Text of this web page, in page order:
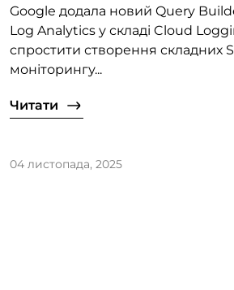
Google додала новий Query
Log Analytics у складі Cloud
спростити створення складних
моніторингу...
Читати
04 листопада, 2025